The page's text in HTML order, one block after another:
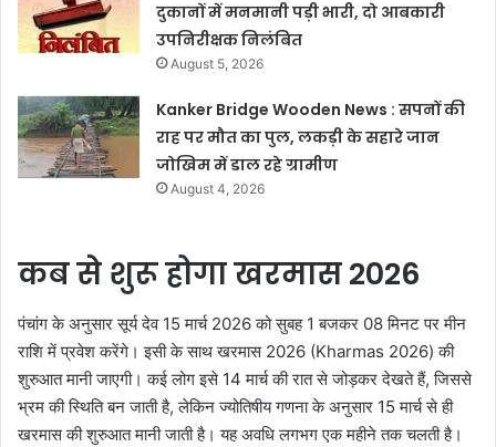
दुकानों में मनमानी पड़ी भारी, दो आबकारी
उपनिरीक्षक निलंबित
August 5, 2026
Kanker Bridge Wooden News : सपनों की
राह पर मौत का पुल, लकड़ी के सहारे जान
जोखिम में डाल रहे ग्रामीण
August 4, 2026
कब से शुरू होगा खरमास 2026
पंचांग के अनुसार सूर्य देव 15 मार्च 2026 को सुबह 1 बजकर 08 मिनट पर मीन
राशि में प्रवेश करेंगे। इसी के साथ खरमास 2026 (Kharmas 2026) की
शुरुआत मानी जाएगी। कई लोग इसे 14 मार्च की रात से जोड़कर देखते हैं, जिससे
भ्रम की स्थिति बन जाती है, लेकिन ज्योतिषीय गणना के अनुसार 15 मार्च से ही
खरमास की शुरुआत मानी जाती है। यह अवधि लगभग एक महीने तक चलती है।